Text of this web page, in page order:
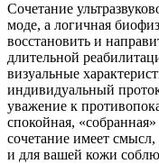
Сочетание
моде, а логичная
восстановить и
длительной
визуальные
индивидуальный
уважение к
спокойная,
сочетание имеет
и для вашей кожи